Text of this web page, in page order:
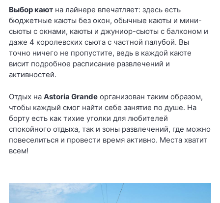
Выбор каютна лайнере впечатляет: здесь есть
бюджетные каюты без окон, обычные каюты и мини-
сьюты с окнами, каюты и джуниор-сьюты с балконом и
даже 4 королевских сьюта с частной палубой. Вы
точно ничего не пропустите, ведь в каждой каюте
висит подробное расписание развлечений и
активностей.
Отдых на Astoria Grandeорганизован таким образом,
чтобы каждый смог найти себе занятие по душе. На
борту есть как тихие уголки для любителей
спокойного отдыха, так и зоны развлечений, где можно
повеселиться и провести время активно. Места хватит
всем!